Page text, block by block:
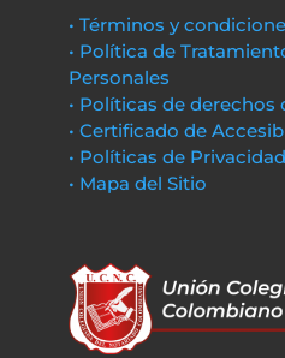
• Términos y
• Política de
Personales
• Políticas de derechos
• Certificado de
• Políticas de
• Mapa del Sitio